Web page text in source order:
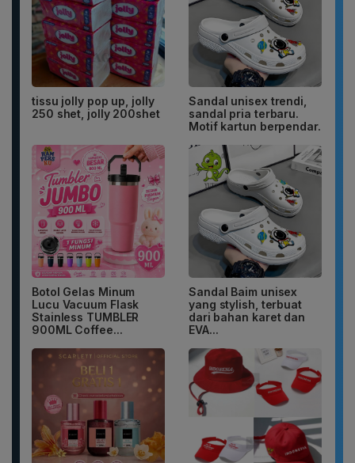
tissu jolly pop up, jolly
250 shet, jolly 200shet
Sandal unisex trendi,
sandal pria terbaru.
Motif kartun berpendar.
Botol Gelas Minum
Lucu Vacuum Flask
Stainless TUMBLER
900ML Coffee...
Sandal Baim unisex
yang stylish, terbuat
dari bahan karet dan
EVA...